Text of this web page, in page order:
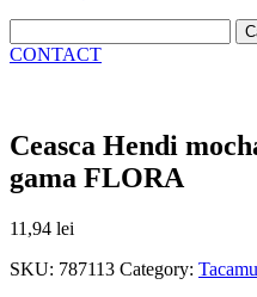
după:
CONTACT
Ceasca Hendi
gama FLORA
11,94 lei
SKU: 787113 Category: